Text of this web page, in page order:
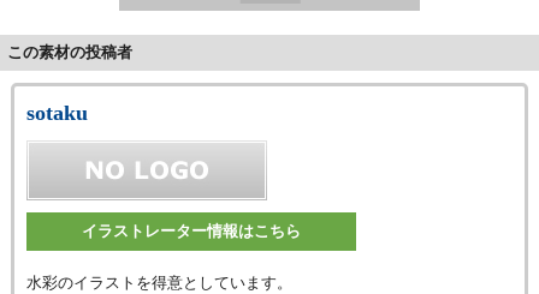
この素材の投稿者
sotaku
イラストレーター情報はこちら
水彩のイラストを得意としています。